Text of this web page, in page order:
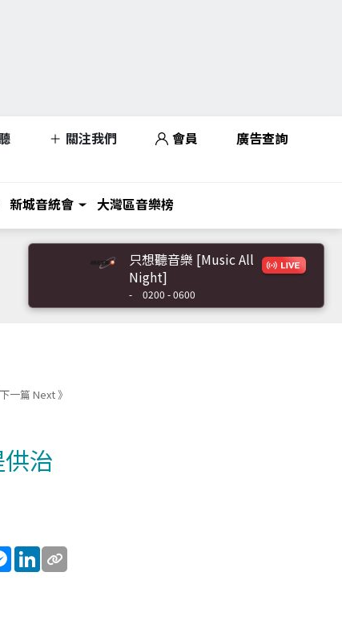
關注我們 會員 廣告查詢
新城音統會 大灣區音樂榜
只想聽音樂 [Music All
Night]
- 0200 - 0600
下一篇 Next 》
治
Messenger
LinkedIn